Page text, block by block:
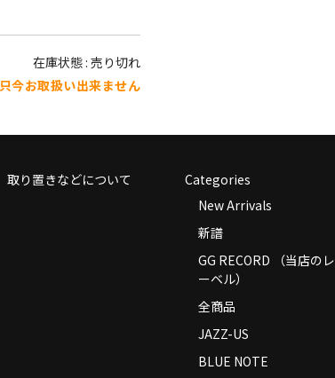
在庫状態 : 売り切れ
只今お取扱い出来ません
取り置きなどについて
Categories
New Arrivals
新譜
GG RECORD （当店のレ
ーベル）
全商品
JAZZ-US
BLUE NOTE